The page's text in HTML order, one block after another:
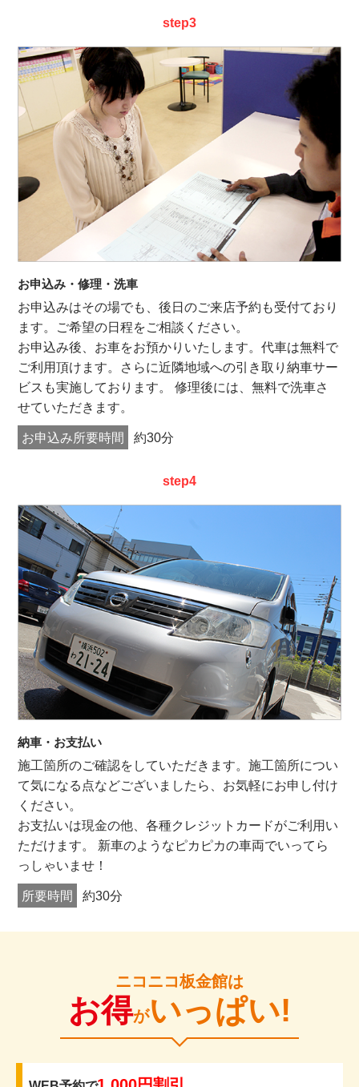
step3
お申込み・修理・洗車
お申込みはその場でも、後日のご来店予約も受付ており
ます。ご希望の日程をご相談ください。
お申込み後、お車をお預かりいたします。代車は無料で
ご利用頂けます。さらに近隣地域への引き取り納車サー
ビスも実施しております。 修理後には、無料で洗車さ
せていただきます。
お申込み所要時間 約30分
step4
納車・お支払い
施工箇所のご確認をしていただきます。施工箇所につい
て気になる点などございましたら、お気軽にお申し付け
ください。
お支払いは現金の他、各種クレジットカードがご利用い
ただけます。 新車のようなピカピカの車両でいってら
っしゃいませ！
所要時間 約30分
ニコニコ板金館は
お得がいっぱい!